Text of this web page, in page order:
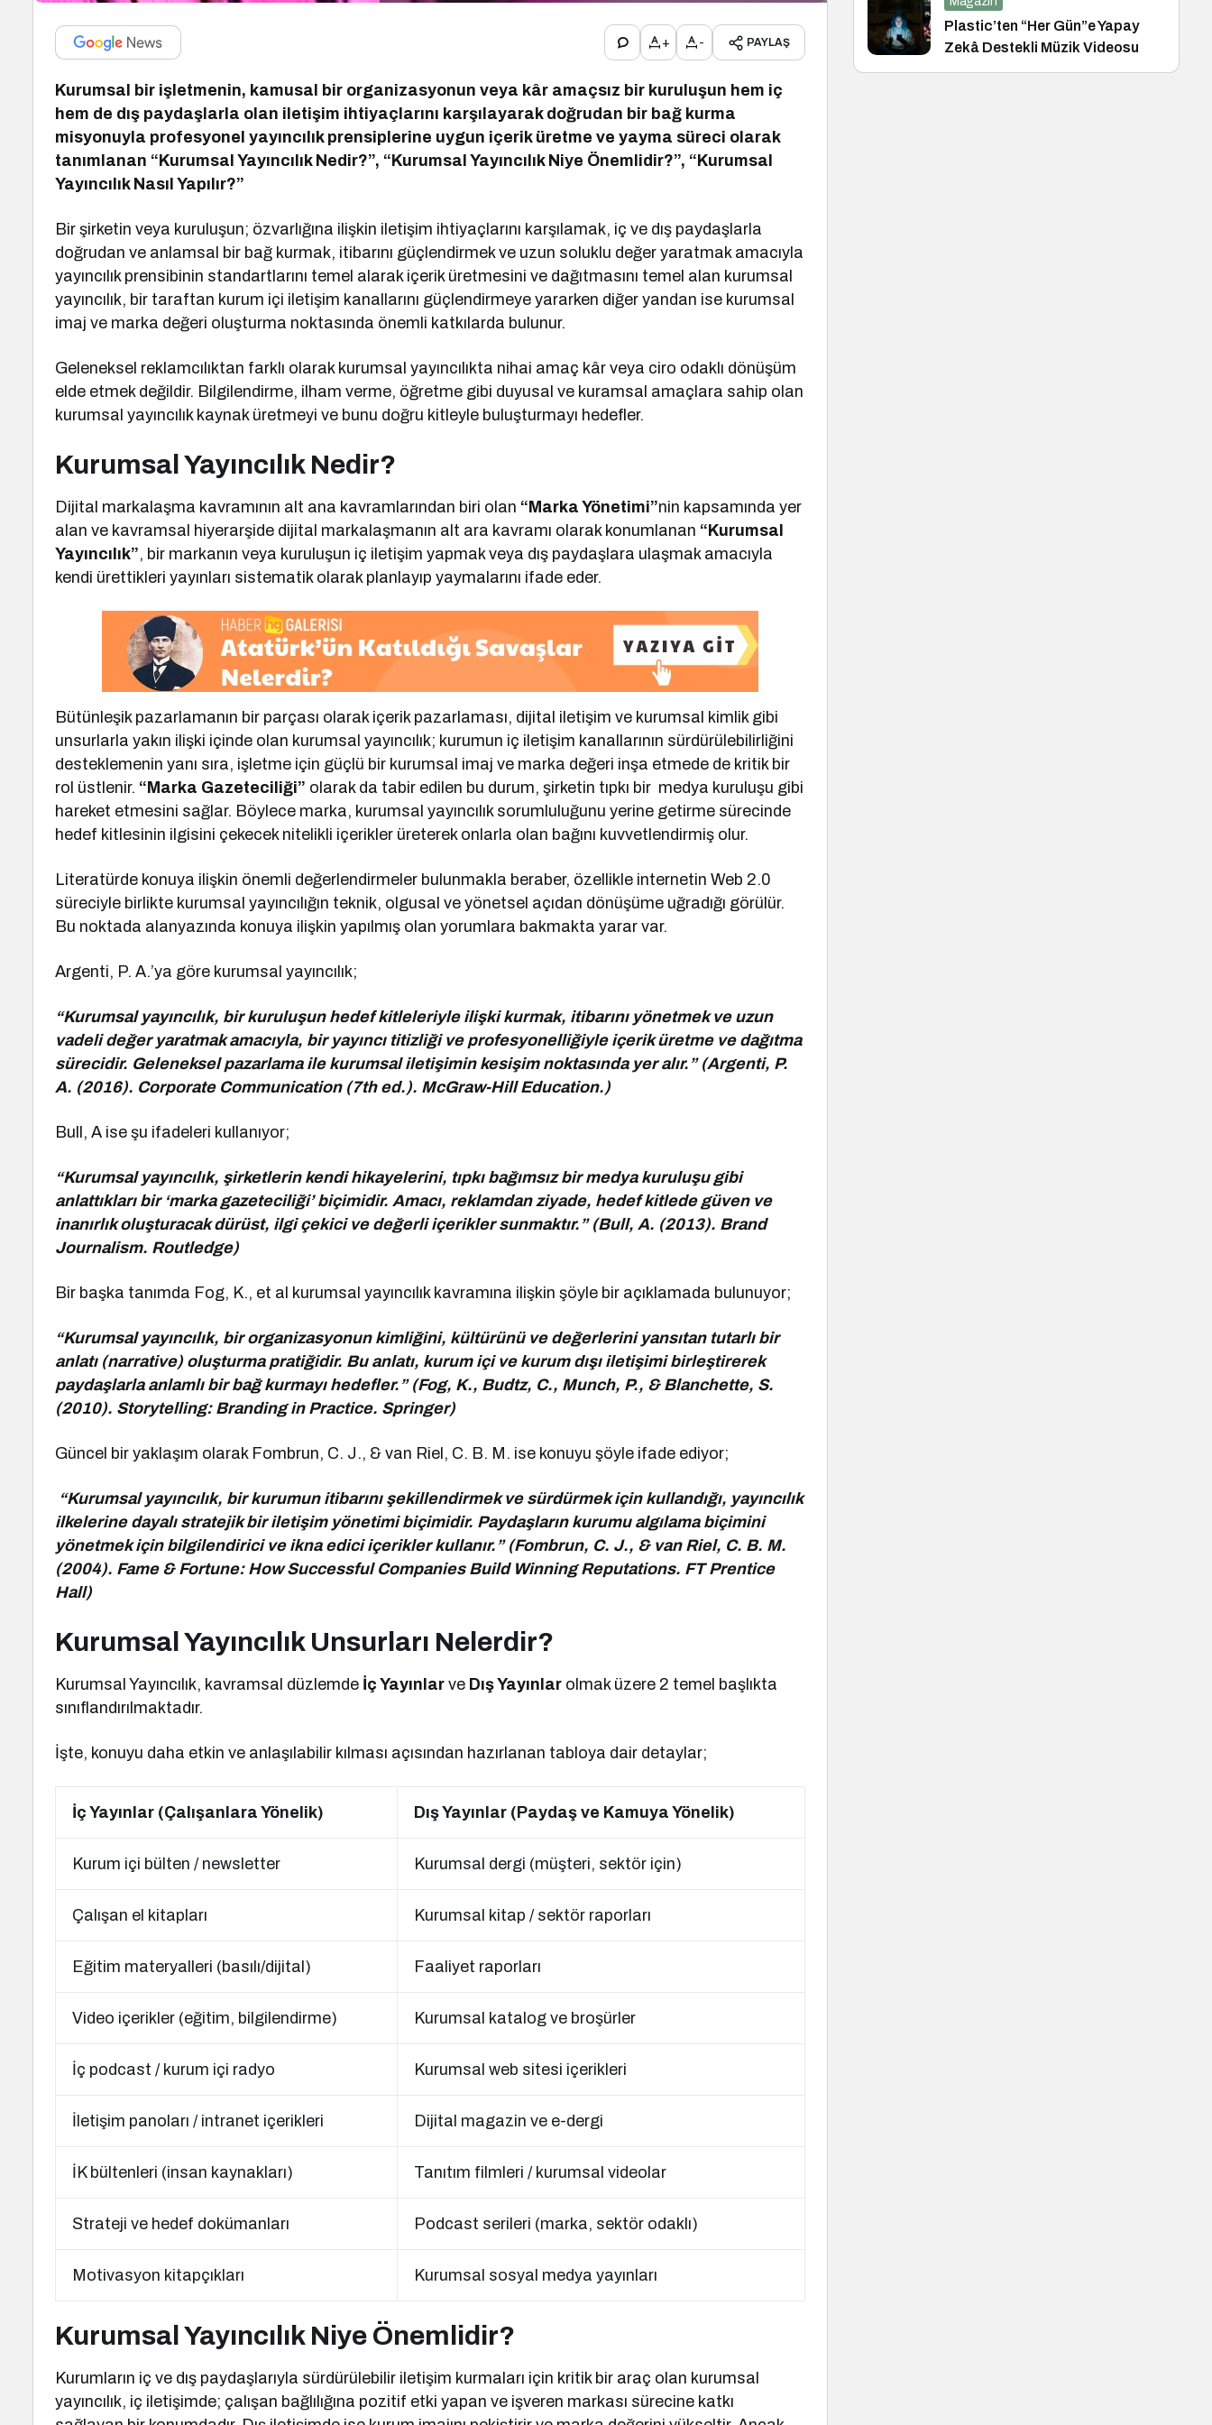
+ - PAYLAŞ
Kurumsal bir işletmenin, kamusal bir organizasyonun veya kâr amaçsız bir kuruluşun hem iç
hem de dış paydaşlarla olan iletişim ihtiyaçlarını karşılayarak doğrudan bir bağ kurma
misyonuyla profesyonel yayıncılık prensiplerine uygun içerik üretme ve yayma süreci olarak
tanımlanan “Kurumsal Yayıncılık Nedir?”, “Kurumsal Yayıncılık Niye Önemlidir?”, “Kurumsal
Yayıncılık Nasıl Yapılır?”
Bir şirketin veya kuruluşun; özvarlığına ilişkin iletişim ihtiyaçlarını karşılamak, iç ve dış paydaşlarla
doğrudan ve anlamsal bir bağ kurmak, itibarını güçlendirmek ve uzun soluklu değer yaratmak amacıyla
yayıncılık prensibinin standartlarını temel alarak içerik üretmesini ve dağıtmasını temel alan kurumsal
yayıncılık, bir taraftan kurum içi iletişim kanallarını güçlendirmeye yararken diğer yandan ise kurumsal
imaj ve marka değeri oluşturma noktasında önemli katkılarda bulunur.
Geleneksel reklamcılıktan farklı olarak kurumsal yayıncılıkta nihai amaç kâr veya ciro odaklı dönüşüm
elde etmek değildir. Bilgilendirme, ilham verme, öğretme gibi duyusal ve kuramsal amaçlara sahip olan
kurumsal yayıncılık kaynak üretmeyi ve bunu doğru kitleyle buluşturmayı hedefler.
Kurumsal Yayıncılık Nedir?
Dijital markalaşma kavramının alt ana kavramlarından biri olan “Marka Yönetimi”nin kapsamında yer
alan ve kavramsal hiyerarşide dijital markalaşmanın alt ara kavramı olarak konumlanan “Kurumsal
Yayıncılık”, bir markanın veya kuruluşun iç iletişim yapmak veya dış paydaşlara ulaşmak amacıyla
kendi ürettikleri yayınları sistematik olarak planlayıp yaymalarını ifade eder.
Bütünleşik pazarlamanın bir parçası olarak içerik pazarlaması, dijital iletişim ve kurumsal kimlik gibi
unsurlarla yakın ilişki içinde olan kurumsal yayıncılık; kurumun iç iletişim kanallarının sürdürülebilirliğini
desteklemenin yanı sıra, işletme için güçlü bir kurumsal imaj ve marka değeri inşa etmede de kritik bir
rol üstlenir. “Marka Gazeteciliği” olarak da tabir edilen bu durum, şirketin tıpkı bir medya kuruluşu gibi
hareket etmesini sağlar. Böylece marka, kurumsal yayıncılık sorumluluğunu yerine getirme sürecinde
hedef kitlesinin ilgisini çekecek nitelikli içerikler üreterek onlarla olan bağını kuvvetlendirmiş olur.
Literatürde konuya ilişkin önemli değerlendirmeler bulunmakla beraber, özellikle internetin Web 2.0
süreciyle birlikte kurumsal yayıncılığın teknik, olgusal ve yönetsel açıdan dönüşüme uğradığı görülür.
Bu noktada alanyazında konuya ilişkin yapılmış olan yorumlara bakmakta yarar var.
Argenti, P. A.’ya göre kurumsal yayıncılık;
“Kurumsal yayıncılık, bir kuruluşun hedef kitleleriyle ilişki kurmak, itibarını yönetmek ve uzun
vadeli değer yaratmak amacıyla, bir yayıncı titizliği ve profesyonelliğiyle içerik üretme ve dağıtma
sürecidir. Geleneksel pazarlama ile kurumsal iletişimin kesişim noktasında yer alır.” (Argenti, P.
A. (2016). Corporate Communication (7th ed.). McGraw-Hill Education.)
Bull, A ise şu ifadeleri kullanıyor;
“Kurumsal yayıncılık, şirketlerin kendi hikayelerini, tıpkı bağımsız bir medya kuruluşu gibi
anlattıkları bir ‘marka gazeteciliği’ biçimidir. Amacı, reklamdan ziyade, hedef kitlede güven ve
inanırlık oluşturacak dürüst, ilgi çekici ve değerli içerikler sunmaktır.” (Bull, A. (2013). Brand
Journalism. Routledge)
Bir başka tanımda Fog, K., et al kurumsal yayıncılık kavramına ilişkin şöyle bir açıklamada bulunuyor;
“Kurumsal yayıncılık, bir organizasyonun kimliğini, kültürünü ve değerlerini yansıtan tutarlı bir
anlatı (narrative) oluşturma pratiğidir. Bu anlatı, kurum içi ve kurum dışı iletişimi birleştirerek
paydaşlarla anlamlı bir bağ kurmayı hedefler.” (Fog, K., Budtz, C., Munch, P., & Blanchette, S.
(2010). Storytelling: Branding in Practice. Springer)
Güncel bir yaklaşım olarak Fombrun, C. J., & van Riel, C. B. M. ise konuyu şöyle ifade ediyor;
“Kurumsal yayıncılık, bir kurumun itibarını şekillendirmek ve sürdürmek için kullandığı, yayıncılık
ilkelerine dayalı stratejik bir iletişim yönetimi biçimidir. Paydaşların kurumu algılama biçimini
yönetmek için bilgilendirici ve ikna edici içerikler kullanır.” (Fombrun, C. J., & van Riel, C. B. M.
(2004). Fame & Fortune: How Successful Companies Build Winning Reputations. FT Prentice
Hall)
Kurumsal Yayıncılık Unsurları Nelerdir?
Kurumsal Yayıncılık, kavramsal düzlemde İç Yayınlar ve Dış Yayınlar olmak üzere 2 temel başlıkta
sınıflandırılmaktadır.
İşte, konuyu daha etkin ve anlaşılabilir kılması açısından hazırlanan tabloya dair detaylar;
İç Yayınlar (Çalışanlara Yönelik) Dış Yayınlar (Paydaş ve Kamuya Yönelik)
Kurum içi bülten / newsletter Kurumsal dergi (müşteri, sektör için)
Çalışan el kitapları Kurumsal kitap / sektör raporları
Eğitim materyalleri (basılı/dijital) Faaliyet raporları
Video içerikler (eğitim, bilgilendirme) Kurumsal katalog ve broşürler
İç podcast / kurum içi radyo Kurumsal web sitesi içerikleri
İletişim panoları / intranet içerikleri Dijital magazin ve e-dergi
İK bültenleri (insan kaynakları) Tanıtım filmleri / kurumsal videolar
Strateji ve hedef dokümanları Podcast serileri (marka, sektör odaklı)
Motivasyon kitapçıkları Kurumsal sosyal medya yayınları
Kurumsal Yayıncılık Niye Önemlidir?
Kurumların iç ve dış paydaşlarıyla sürdürülebilir iletişim kurmaları için kritik bir araç olan kurumsal
yayıncılık, iç iletişimde; çalışan bağlılığına pozitif etki yapan ve işveren markası sürecine katkı
Plastic’ten “Her Gün”e Yapay
Zekâ Destekli Müzik Videosu